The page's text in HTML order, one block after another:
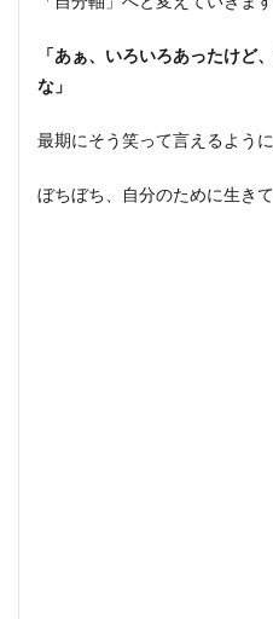
「あぁ、いろいろあったけど
な」
最期にそう笑って言えるように
ぼちぼち、自分のために生き